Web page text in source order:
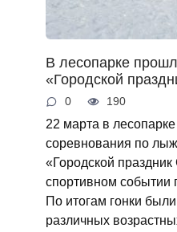
В лесопарке
«Городской
0 190
22 марта в
соревнования по
«Городской
спортивном событии
По итогам гонки
различных